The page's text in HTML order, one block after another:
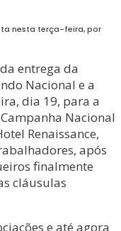
nesta terça-feira, por
entrega da
Nacional e a
dia 19, para a
Nacional
Renaissance,
após
finalmente
cláusulas
e até agora